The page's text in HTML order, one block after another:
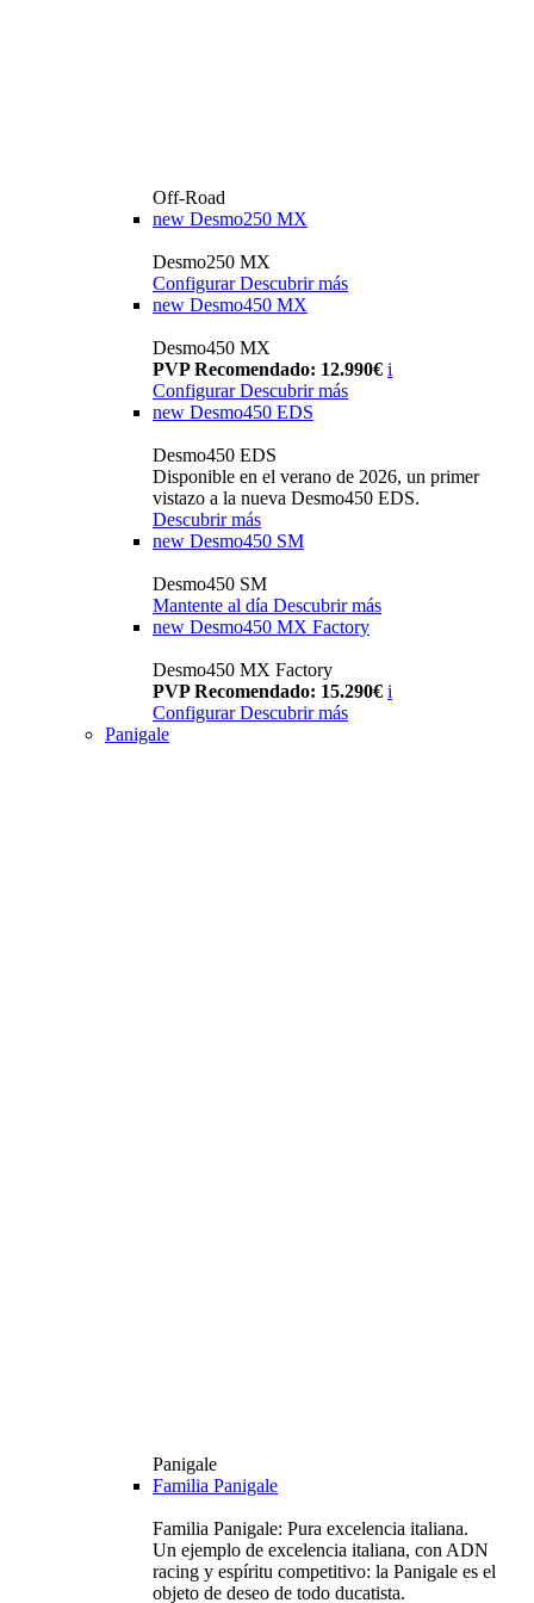
Off-Road
new Desmo250 MX
Desmo250 MX
Configurar Descubrir más
new Desmo450 MX
Desmo450 MX
PVP Recomendado: 12.990€ i
Configurar Descubrir más
new Desmo450 EDS
Desmo450 EDS
Disponible en el verano de 2026, un primer
vistazo a la nueva Desmo450 EDS.
Descubrir más
new Desmo450 SM
Desmo450 SM
Mantente al día Descubrir más
new Desmo450 MX Factory
Desmo450 MX Factory
PVP Recomendado: 15.290€ i
Configurar Descubrir más
Panigale
Panigale
Familia Panigale
Familia Panigale: Pura excelencia italiana.
Un ejemplo de excelencia italiana, con ADN
racing y espíritu competitivo: la Panigale es el
objeto de deseo de todo ducatista.